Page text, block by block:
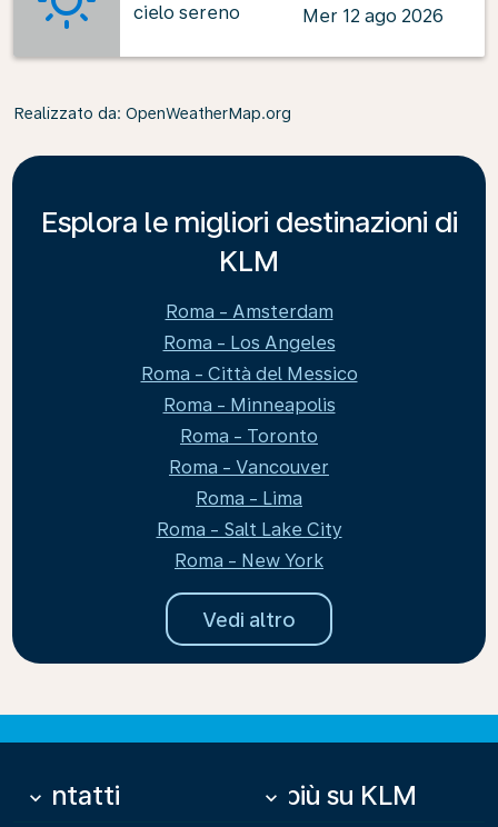
cielo sereno
Mer 12 ago 2026
Realizzato da: OpenWeatherMap.org
Esplora le migliori destinazioni di
KLM
Roma - Amsterdam
Roma - Los Angeles
Roma - Città del Messico
Roma - Minneapolis
Roma - Toronto
Roma - Vancouver
Roma - Lima
Roma - Salt Lake City
Roma - New York
Vedi altro
Contatti
keyboard_arrow_down Di più su KLM
keyboard_arrow_down